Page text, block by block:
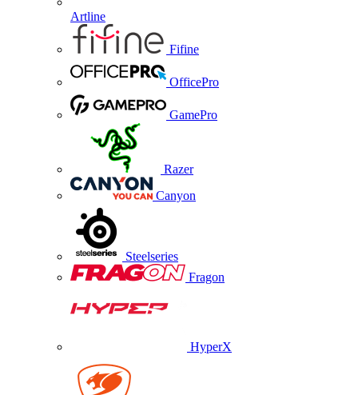
Artline
Fifine
OfficePro
GamePro
Razer
Canyon
Steelseries
Fragon
HyperX